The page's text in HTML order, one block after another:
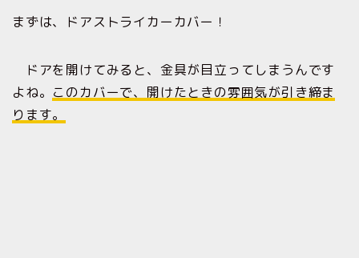
まずは、ドアストライカーカバー！
ドアを開けてみると、金具が目立ってしまうんです
よね。 このカバーで、開けたときの雰囲気が引き締ま
ります。